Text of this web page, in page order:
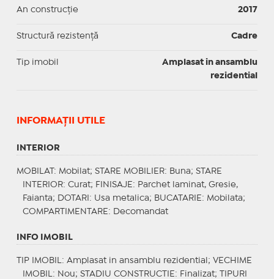
An construcție 2017
Structură rezistență Cadre
Tip imobil
Amplasat in ansamblu
rezidential
INFORMAŢII UTILE
INTERIOR
MOBILAT : Mobilat; STARE MOBILIER: Buna; STARE
INTERIOR: Curat; FINISAJE : Parchet laminat, Gresie,
Faianta;
DOTARI : Usa metalica; BUCATARIE : Mobilata;
COMPARTIMENTARE : Decomandat
INFO IMOBIL
TIP IMOBIL : Amplasat in ansamblu rezidential; VECHIME
IMOBIL : Nou; STADIU CONSTRUCTIE : Finalizat;
TIPURI